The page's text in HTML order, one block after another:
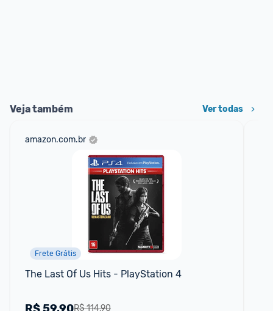
Veja também Ver todas
amazon.com.br
Frete Grátis
The Last Of Us Hits - PlayStation 4
R$ 114,90